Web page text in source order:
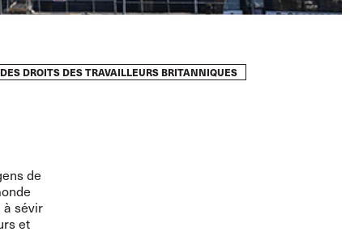
DROITS DES TRAVAILLEURS BRITANNIQUES
de
à sévir
et